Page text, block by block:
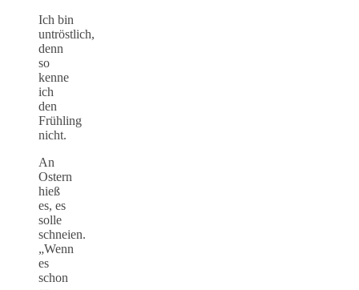
Ich bin
untröstlich,
denn
so
kenne
ich
den
Frühling
nicht.
An
Ostern
hieß
es, es
solle
schneien.
„Wenn
es
schon